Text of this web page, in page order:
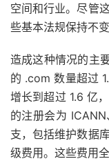
空间和行业。尽管
些基本法规保持不
造成这种情况的主
的 .com 数量超过
增长到超过 1.6 亿
的注册会为
支，包括维护数据
级费用。这些费用全